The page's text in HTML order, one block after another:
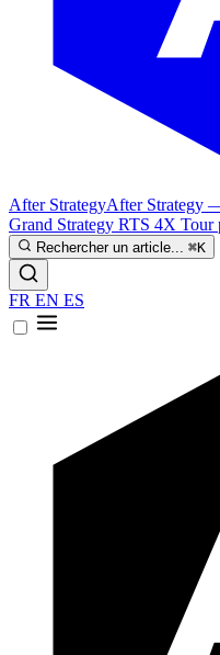
After StrategyAfter Strategy
Grand Strategy RTS 4X Tour
Rechercher un article... ⌘K
FR EN ES